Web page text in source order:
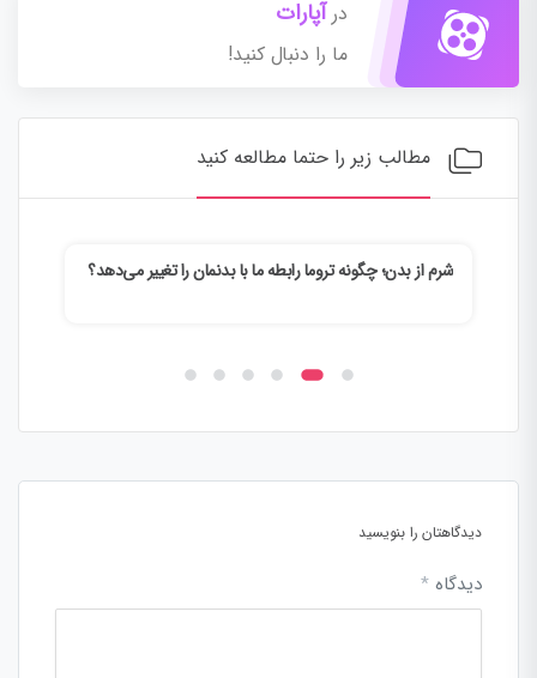
درآپارات
ما را دنبال کنید!
مطالب زیر را حتما مطالعه کنید
وقتی ذهن خسته به دنبال فرار می‌گردد | چرا از واقعیت فرار
دیدگاهتان را بنویسید
دیدگاه *